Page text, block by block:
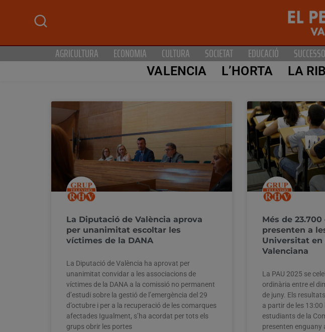
AGRICULTURA ECONOMIA CULTURA SOCIETAT EDUCACIÓ
VALENCIA L’HORTA LA
La Diputació de València aprova
per unanimitat escoltar les
víctimes de la DANA
La Diputació de València ha aprovat per
unanimitat convidar a les associacions de
víctimes de la DANA a la comissió no permanent
d’estudi sobre la gestió de l’emergència del 29
d’octubre i per a la recuperació de les comarques
afectades Igualment, s’ha acordat per tots els
grups obrir les portes
Més de
presenten a
Universitat
Valenciana
La PAU 2025 se
ordinària entre el
de juny. Els
a partir de les
estudiants de la
presenten enguany